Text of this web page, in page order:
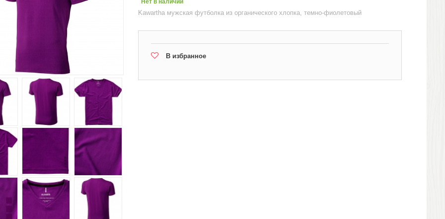
Нет в наличии
Kawartha мужская футболка из органического хлопка, темно-фиолетовый
В избранное